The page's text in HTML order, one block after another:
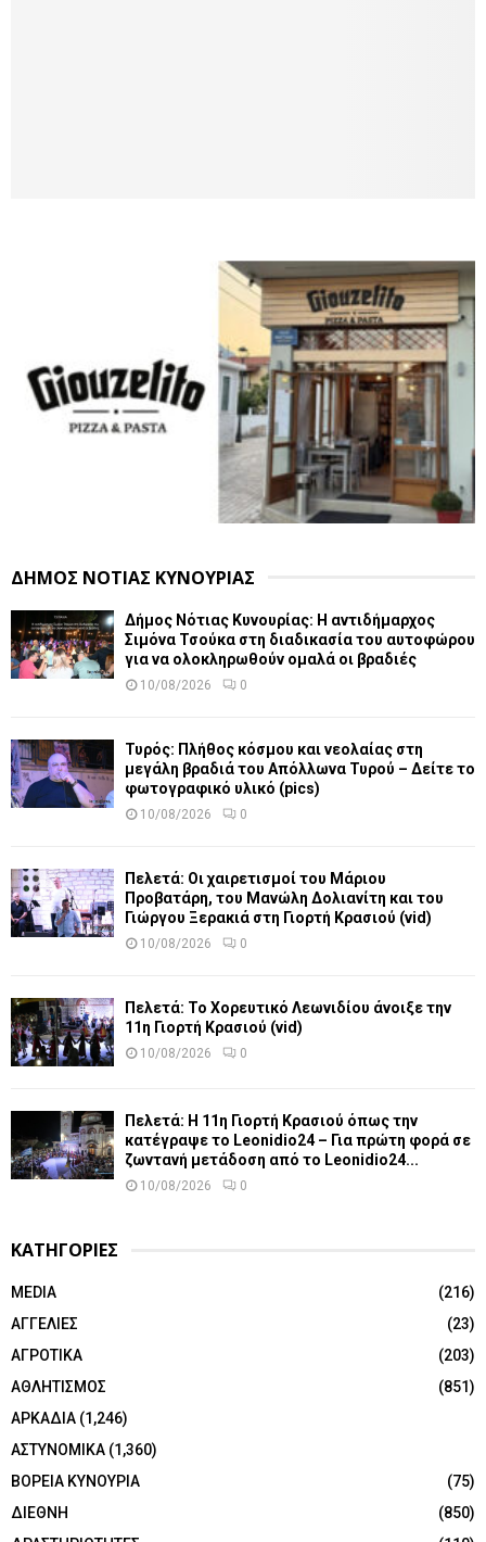
ΔΗΜΟΣ ΝΟΤΙΑΣ ΚΥΝΟΥΡΙΑΣ
Δήμος Νότιας Κυνουρίας: Η αντιδήμαρχος
Σιμόνα Τσούκα στη διαδικασία του αυτοφώρου
για να ολοκληρωθούν ομαλά οι βραδιές
10/08/2026 0
Τυρός: Πλήθος κόσμου και νεολαίας στη
μεγάλη βραδιά του Απόλλωνα Τυρού – Δείτε το
φωτογραφικό υλικό (pics)
10/08/2026 0
Πελετά: Οι χαιρετισμοί του Μάριου
Προβατάρη, του Μανώλη Δολιανίτη και του
Γιώργου Ξερακιά στη Γιορτή Κρασιού (vid)
10/08/2026 0
Πελετά: Το Χορευτικό Λεωνιδίου άνοιξε την
11η Γιορτή Κρασιού (vid)
10/08/2026 0
Πελετά: Η 11η Γιορτή Κρασιού όπως την
κατέγραψε το Leonidio24 – Για πρώτη φορά σε
ζωντανή μετάδοση από το Leonidio24...
10/08/2026 0
ΚΑΤΗΓΟΡΙΕΣ
MEDIA
(216)
ΑΓΓΕΛΙΕΣ
(23)
ΑΓΡΟΤΙΚΑ
(203)
ΑΘΛΗΤΙΣΜΟΣ
(851)
ΑΡΚΑΔΙΑ (1,246)
ΑΣΤΥΝΟΜΙΚΑ (1,360)
ΒΟΡΕΙΑ ΚΥΝΟΥΡΙΑ
(75)
ΔΙΕΘΝΗ
(850)